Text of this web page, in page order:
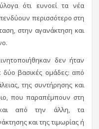
ότι ευνοεί τα νέα
περισσότερο στη
στην αγανάκτηση και
δεν ήταν
δύο βασικές ομάδες: από
της συντήρησης και
που παραπέμπουν στη
και από την άλλη, τα
και της τιμωρίας ή